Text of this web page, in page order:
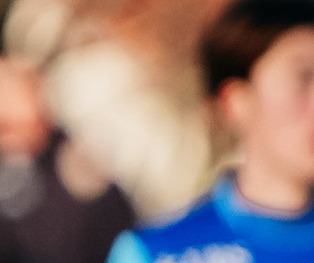
(VIDEO) Demirović opet zabio: Sjajna forma pred
Svjetsko prvenstvo!
3 mjesec 4 dan